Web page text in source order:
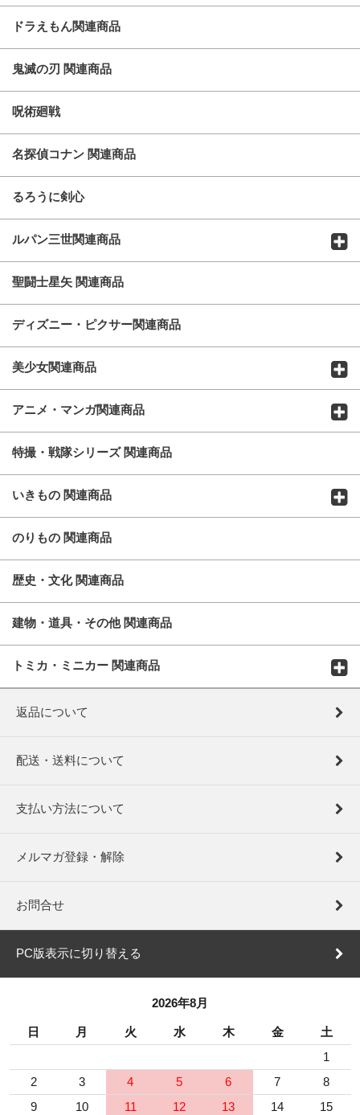
ドラえもん関連商品
鬼滅の刃 関連商品
呪術廻戦
名探偵コナン 関連商品
るろうに剣心
ルパン三世関連商品
聖闘士星矢 関連商品
ディズニー・ピクサー関連商品
美少女関連商品
アニメ・マンガ関連商品
特撮・戦隊シリーズ 関連商品
いきもの 関連商品
のりもの 関連商品
歴史・文化 関連商品
建物・道具・その他 関連商品
トミカ・ミニカー 関連商品
返品について
配送・送料について
支払い方法について
メルマガ登録・解除
お問合せ
PC版表示に切り替える
2026年8月
日 月 火 水 木 金
土
1
2
3 4 5 6 7
8
9
10 11 12 13 14
15